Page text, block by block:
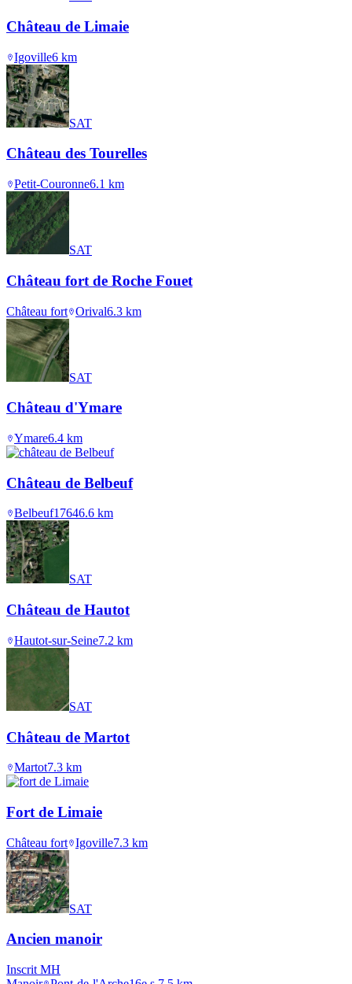
Château de Limaie
Igoville6 km
SAT
Château des Tourelles
Petit-Couronne6.1 km
SAT
Château fort de Roche Fouet
Château fort Orival6.3 km
SAT
Château d'Ymare
Ymare6.4 km
Château de Belbeuf
Belbeuf17646.6 km
SAT
Château de Hautot
Hautot-sur-Seine7.2 km
SAT
Château de Martot
Martot7.3 km
Fort de Limaie
Château fort Igoville7.3 km
SAT
Ancien manoir
Inscrit MH